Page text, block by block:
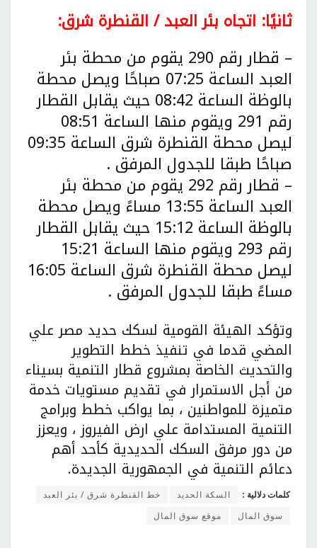
ثانيًا: اتجاه بئر العبد / القنطرة شرق:
– قطار رقم 290 يقوم من محطة بئر
العبد الساعة 07:25 صباحًا ويصل محطة
بالوظة الساعة 08:42 حيث يقابل القطار
رقم 291 ويقوم منها الساعة 08:51
ليصل محطة القنطرة شرق الساعة 09:35
صباحًا طبقا للجدول المرفق .
– قطار رقم 292 يقوم من محطة بئر
العبد الساعة 13:55 مساءً ويصل محطة
بالوظة الساعة 15:12 حيث يقابل القطار
رقم 293 ويقوم منها الساعة 15:21
ليصل محطة القنطرة شرق الساعة 16:05
مساءً طبقا للجدول المرفق .
وتؤكد الهيئة القومية لسكك حديد مصر علي
المضي قدما في تنفيذ خطط التطوير
والتحديث الخاصة بمشروع قطار التنمية بسيناء
من أجل الاستمرار في تقديم مستويات خدمة
متميزة للمواطنين ، بما يواكب خطط وبرامج
التنمية المستدامة علي ارض الفيروز ، ويعزز
من دور مرفق السكك الحديدية كأحد أهم
دعائم التنمية في الجمهورية الجديدة.
كلمات دلالية : السكة الحديد
خط القنطرة شرق / بئر العبد
سوق المال
موقع سوق المال